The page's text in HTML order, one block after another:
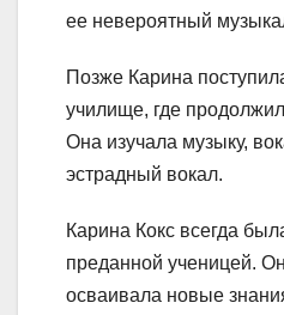
ее невероятный
Позже Карина
училище, где
Она изучала музыку,
эстрадный вокал.
Карина Кокс всегда
преданной ученицей.
осваивала новые